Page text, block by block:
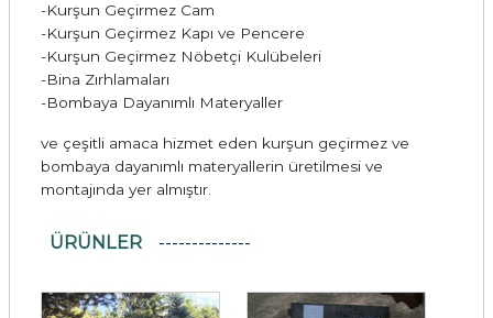
-Kurşun Geçirmez Cam
-Kurşun Geçirmez Kapı ve Pencere
-Kurşun Geçirmez Nöbetçi Kulübeleri
-Bina Zırhlamaları
-Bombaya Dayanımlı Materyaller
ve çeşitli amaca hizmet eden kurşun geçirmez ve
bombaya dayanımlı materyallerin üretilmesi ve
montajında yer almıştır.
ÜRÜNLER